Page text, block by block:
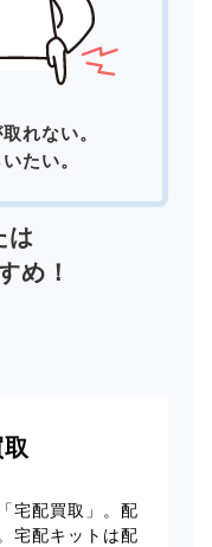
れない。
たい。
は
め！
宅配買取」。配
宅配キットは配